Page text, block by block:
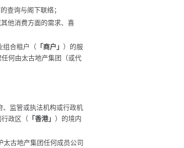
查询与阁下联络；
他消费方面的需求、喜
组合租户（ 「商户」 ）的服
何由太古地产集团（或代
、监管或执法机构或行政机
政区（ 「香港」 ）的境内
太古地产集团任何成员公司